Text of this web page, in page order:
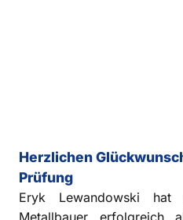
Herzlichen
Prüfung
Eryk Lewandowski hat
Metallbauer erfolgreich